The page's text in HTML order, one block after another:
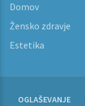
Domov
Žensko zdravje
Estetika
OGLAŠEVANJE